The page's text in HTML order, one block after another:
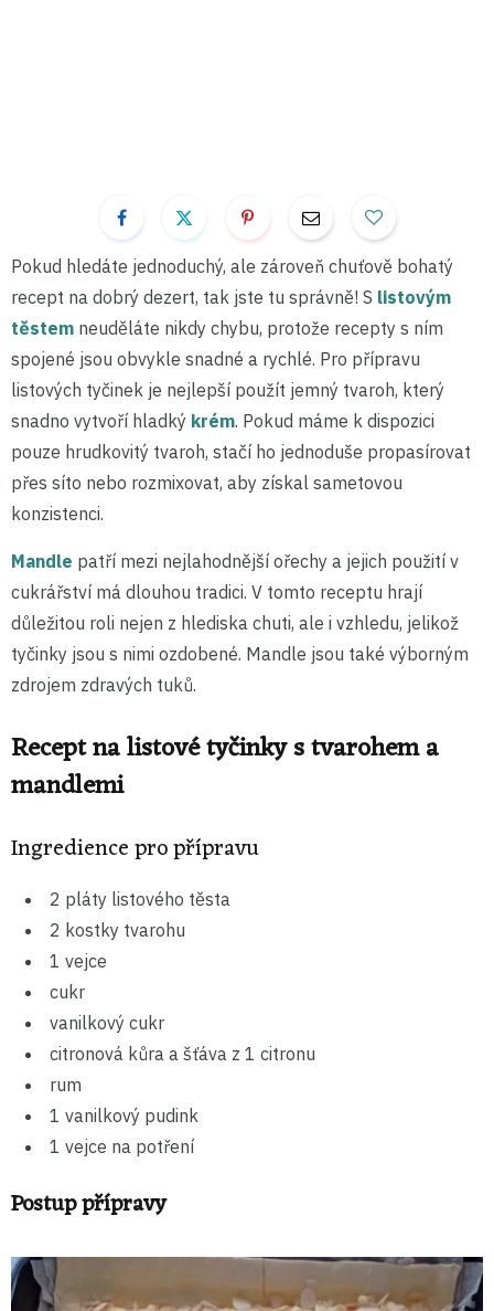
Pokud hledáte jednoduchý, ale zároveň chuťově bohatý
recept na dobrý dezert, tak jste tu správně! S listovým
těstem neuděláte nikdy chybu, protože recepty s ním
spojené jsou obvykle snadné a rychlé. Pro přípravu
listových tyčinek je nejlepší použít jemný tvaroh, který
snadno vytvoří hladký krém. Pokud máme k dispozici
pouze hrudkovitý tvaroh, stačí ho jednoduše propasírovat
přes síto nebo rozmixovat, aby získal sametovou
konzistenci.
Mandle patří mezi nejlahodnější ořechy a jejich použití v
cukrářství má dlouhou tradici. V tomto receptu hrají
důležitou roli nejen z hlediska chuti, ale i vzhledu, jelikož
tyčinky jsou s nimi ozdobené. Mandle jsou také výborným
zdrojem zdravých tuků.
Recept na listové tyčinky s tvarohem a
mandlemi
Ingredience pro přípravu
2 pláty listového těsta
2 kostky tvarohu
1 vejce
cukr
vanilkový cukr
citronová kůra a šťáva z 1 citronu
rum
1 vanilkový pudink
1 vejce na potření
Postup přípravy